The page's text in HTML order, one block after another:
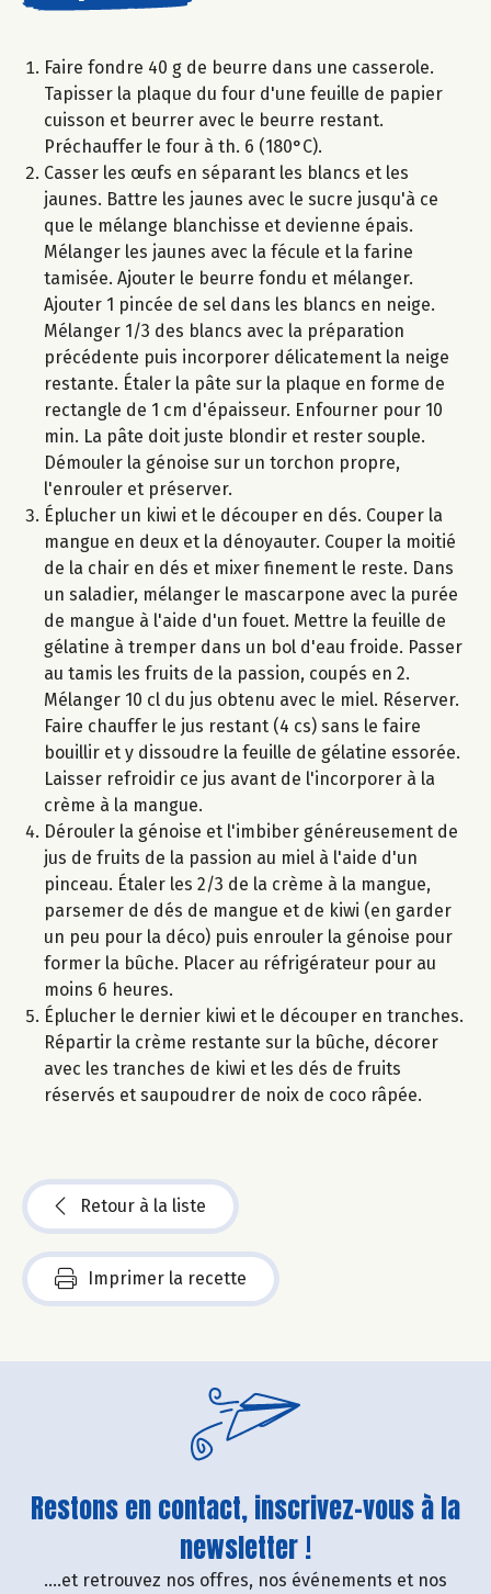
Faire fondre 40 g de beurre dans une casserole.
Tapisser la plaque du four d'une feuille de papier
cuisson et beurrer avec le beurre restant.
Préchauffer le four à th. 6 (180°C).
Casser les œufs en séparant les blancs et les
jaunes. Battre les jaunes avec le sucre jusqu'à ce
que le mélange blanchisse et devienne épais.
Mélanger les jaunes avec la fécule et la farine
tamisée. Ajouter le beurre fondu et mélanger.
Ajouter 1 pincée de sel dans les blancs en neige.
Mélanger 1/3 des blancs avec la préparation
précédente puis incorporer délicatement la neige
restante. Étaler la pâte sur la plaque en forme de
rectangle de 1 cm d'épaisseur. Enfourner pour 10
min. La pâte doit juste blondir et rester souple.
Démouler la génoise sur un torchon propre,
l'enrouler et préserver.
Éplucher un kiwi et le découper en dés. Couper la
mangue en deux et la dénoyauter. Couper la moitié
de la chair en dés et mixer finement le reste. Dans
un saladier, mélanger le mascarpone avec la purée
de mangue à l'aide d'un fouet. Mettre la feuille de
gélatine à tremper dans un bol d'eau froide. Passer
au tamis les fruits de la passion, coupés en 2.
Mélanger 10 cl du jus obtenu avec le miel. Réserver.
Faire chauffer le jus restant (4 cs) sans le faire
bouillir et y dissoudre la feuille de gélatine essorée.
Laisser refroidir ce jus avant de l'incorporer à la
crème à la mangue.
Dérouler la génoise et l'imbiber généreusement de
jus de fruits de la passion au miel à l'aide d'un
pinceau. Étaler les 2/3 de la crème à la mangue,
parsemer de dés de mangue et de kiwi (en garder
un peu pour la déco) puis enrouler la génoise pour
former la bûche. Placer au réfrigérateur pour au
moins 6 heures.
Éplucher le dernier kiwi et le découper en tranches.
Répartir la crème restante sur la bûche, décorer
avec les tranches de kiwi et les dés de fruits
réservés et saupoudrer de noix de coco râpée.
Retour à la liste
Imprimer la recette
Restons en contact, inscrivez-vous à la
newsletter !
....et retrouvez nos offres, nos événements et nos